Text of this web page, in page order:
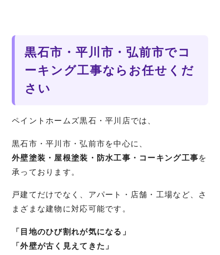
黒石市・平川市・弘前市でコ
ーキング工事ならお任せくだ
さい
ペイントホームズ黒石・平川店では、
黒石市・平川市・弘前市を中心に、
外壁塗装・屋根塗装・防水工事・コーキング工事を
承っております。
戸建てだけでなく、アパート・店舗・工場など、さ
まざまな建物に対応可能です。
「目地のひび割れが気になる」
「外壁が古く見えてきた」